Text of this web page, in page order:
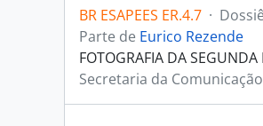
BR ESAPEES ER.4.7 · Dossiê
Parte de Eurico Rezende
FOTOGRAFIA DA SEGUNDA
Secretaria da